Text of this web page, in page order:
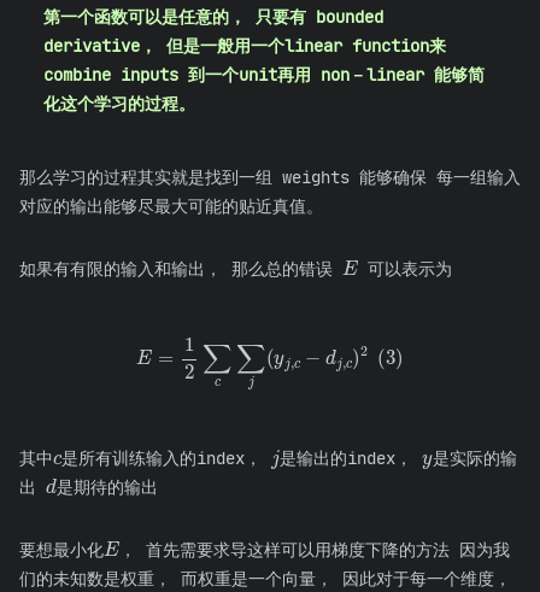
第一个函数可以是任意的， 只要有 bounded
derivative， 但是一般用一个linear function来
combine inputs 到一个unit再用 non－linear 能够简
化这个学习的过程。
那么学习的过程其实就是找到一组 weights 能够确保 每一组输入
对应的输出能够尽最大可能的贴近真值。
如果有有限的输入和输出， 那么总的错误 可以表示为
2∑ c∑j (yj,c−dj,c) 2
其中 是所有训练输入的index，
j
是输出的index， 是实际的输
出
d
是期待的输出
要想最小化
E
， 首先需要求导这样可以用梯度下降的方法 因为我
们的未知数是权重， 而权重是一个向量， 因此对于每一个维度，